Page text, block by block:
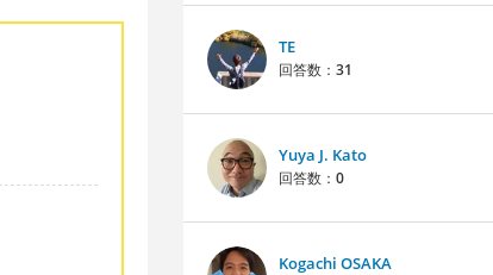
TE
回答数： 31
Yuya J. Kato
回答数： 0
Kogachi OSAKA